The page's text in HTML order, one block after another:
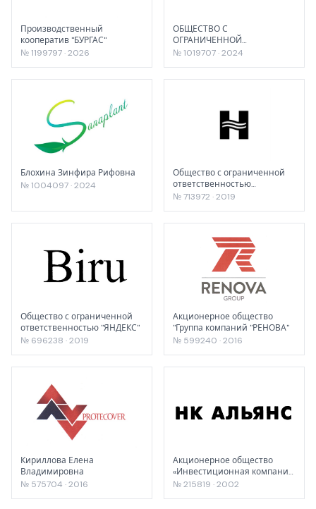
Производственный
кооператив "БУРГАС"
№ 1199797 · 2026
ОБЩЕСТВО С
ОГРАНИЧЕННОЙ
ОТВЕТСТВЕННОСТЬЮ
№ 1019707 · 2024
Блохина Зинфира Рифовна
№ 1004097 · 2024
Общество с ограниченной
ответственностью
«Гидрострой»
№ 713972 · 2019
Общество с ограниченной
ответственностью "ЯНДЕКС"
№ 696238 · 2019
Акционерное общество
"Группа компаний "РЕНОВА"
№ 599240 · 2016
Кириллова Елена
Владимировна
№ 575704 · 2016
Акционерное общество
«Инвестиционная компания
Альянс Капитал»
№ 215819 · 2002